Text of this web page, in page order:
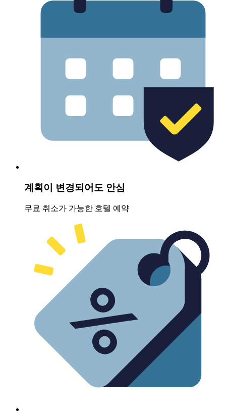
계획이 변경되어도 안심
무료 취소가 가능한 호텔 예약